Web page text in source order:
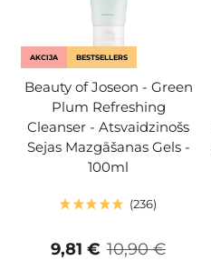
AKCIJA BESTSELLERS
Beauty of Joseon - Green
Plum Refreshing
Cleanser - Atsvaidzinošs
Sejas Mazgāšanas Gels -
100ml
236
10,90 €
9,81 €